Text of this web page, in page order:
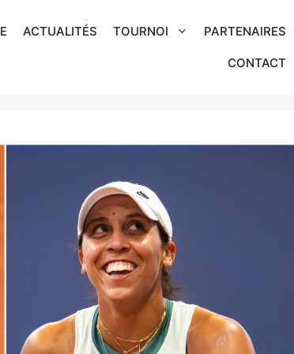
ACTUALITÉS TOURNOI PARTENAIRES
CONTACT